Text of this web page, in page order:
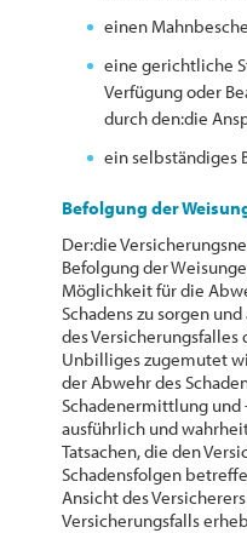
einen
eine gerichtliche
Verfügung oder
durch den:die
ein selbständiges
Befolgung der
Der:die
Befolgung der
Möglichkeit für die
Schadens zu sorgen
des
Unbilliges zugemutet
der Abwehr des
Schadenermittlung
ausführlich und
Tatsachen, die den
Schadensfolgen
Ansicht des
Versicherungsfalls